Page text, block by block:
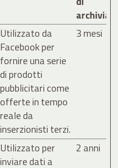
Utilizzato da
Facebook per
fornire una serie
di prodotti
pubblicitari come
offerte in tempo
reale da
inserzionisti terzi.
3 mesi
Utilizzato per
inviare dati a
2 anni